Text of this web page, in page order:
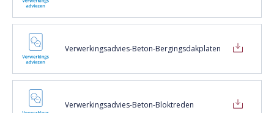
Verwerkingsadvies-Beton-Bergingsdakplaten
Verwerkingsadvies-Beton-Bloktreden